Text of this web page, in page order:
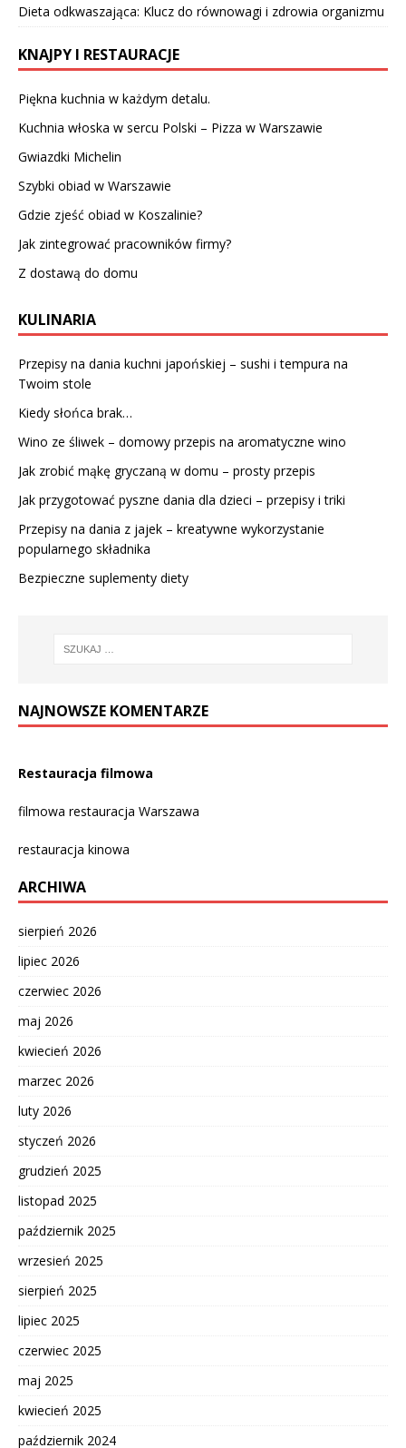
Dieta odkwaszająca: Klucz do równowagi i zdrowia organizmu
KNAJPY I RESTAURACJE
Piękna kuchnia w każdym detalu.
Kuchnia włoska w sercu Polski – Pizza w Warszawie
Gwiazdki Michelin
Szybki obiad w Warszawie
Gdzie zjeść obiad w Koszalinie?
Jak zintegrować pracowników firmy?
Z dostawą do domu
KULINARIA
Przepisy na dania kuchni japońskiej – sushi i tempura na
Twoim stole
Kiedy słońca brak…
Wino ze śliwek – domowy przepis na aromatyczne wino
Jak zrobić mąkę gryczaną w domu – prosty przepis
Jak przygotować pyszne dania dla dzieci – przepisy i triki
Przepisy na dania z jajek – kreatywne wykorzystanie
popularnego składnika
Bezpieczne suplementy diety
NAJNOWSZE KOMENTARZE
Restauracja filmowa
filmowa restauracja Warszawa
restauracja kinowa
ARCHIWA
sierpień 2026
lipiec 2026
czerwiec 2026
maj 2026
kwiecień 2026
marzec 2026
luty 2026
styczeń 2026
grudzień 2025
listopad 2025
październik 2025
wrzesień 2025
sierpień 2025
lipiec 2025
czerwiec 2025
maj 2025
kwiecień 2025
październik 2024